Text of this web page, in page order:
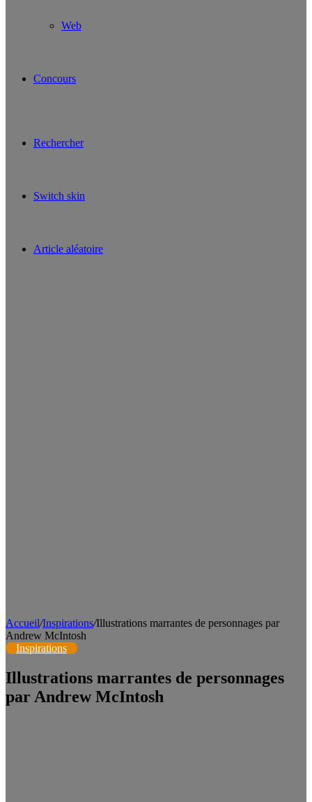
Web
Concours
Rechercher
Switch skin
Article aléatoire
Accueil/Inspirations/Illustrations marrantes de personnages par
Andrew McIntosh
Inspirations
Illustrations marrantes de personnages
par Andrew McIntosh